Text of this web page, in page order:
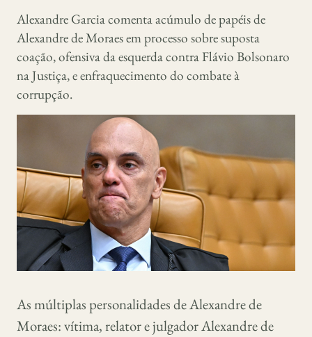
Alexandre Garcia comenta acúmulo de papéis de
Alexandre de Moraes em processo sobre suposta
coação, ofensiva da esquerda contra Flávio Bolsonaro
na Justiça, e enfraquecimento do combate à
corrupção.
As múltiplas personalidades de Alexandre de
Moraes: vítima, relator e julgador Alexandre de